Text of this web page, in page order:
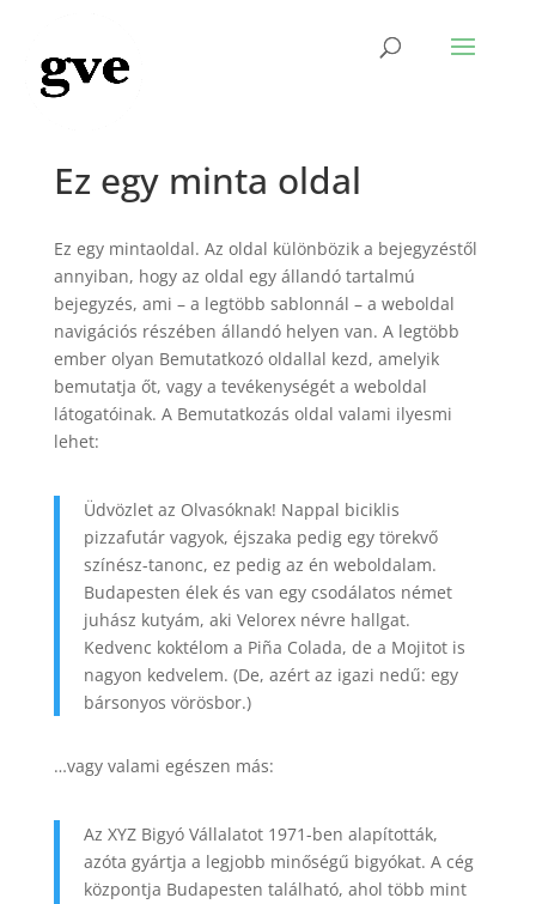
Ez egy minta oldal
Ez egy mintaoldal. Az oldal különbözik a bejegyzéstől
annyiban, hogy az oldal egy állandó tartalmú
bejegyzés, ami – a legtöbb sablonnál – a weboldal
navigációs részében állandó helyen van. A legtöbb
ember olyan Bemutatkozó oldallal kezd, amelyik
bemutatja őt, vagy a tevékenységét a weboldal
látogatóinak. A Bemutatkozás oldal valami ilyesmi
lehet:
Üdvözlet az Olvasóknak! Nappal biciklis
pizzafutár vagyok, éjszaka pedig egy törekvő
színész-tanonc, ez pedig az én weboldalam.
Budapesten élek és van egy csodálatos német
juhász kutyám, aki Velorex névre hallgat.
Kedvenc koktélom a Piña Colada, de a Mojitot is
nagyon kedvelem. (De, azért az igazi nedű: egy
bársonyos vörösbor.)
…vagy valami egészen más:
Az XYZ Bigyó Vállalatot 1971-ben alapították,
azóta gyártja a legjobb minőségű bigyókat. A cég
központja Budapesten található, ahol több mint